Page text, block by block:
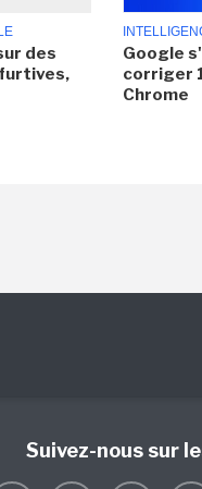
des
Google
corriger
Chrome
Suivez-nous sur